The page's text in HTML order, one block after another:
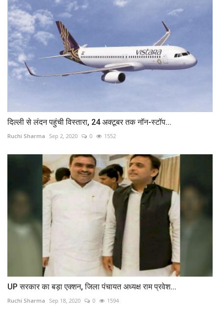
दिल्ली से लंदन पहुंची विस्तारा, 24 अक्टूबर तक नॉन-स्टॉप...
Ruchi Sharma Sep 2, 2020 0 1552
UP सरकार का बड़ा एक्शन, जिला पंचायत अध्यक्ष राम प्रवेश...
Ruchi Sharma Sep 18, 2020 0 1594